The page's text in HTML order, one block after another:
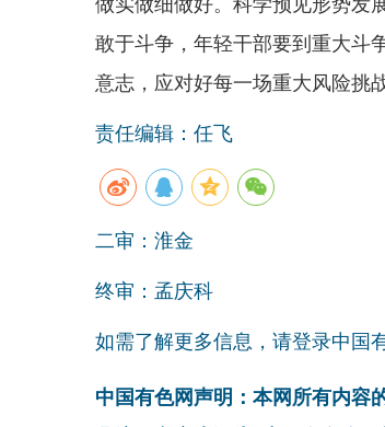
敢于斗争，年轻干部要到重大斗
意志，应对好每一场重大风险挑
责任编辑：任飞
二审：淮金
终审：孟庆科
如需了解更多信息，请登录中国
中国有色网声明：本网所有内容